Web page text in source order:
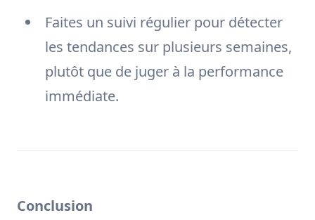
Faites un suivi régulier pour détecter
les tendances sur plusieurs semaines,
plutôt que de juger à la performance
immédiate.
Conclusion